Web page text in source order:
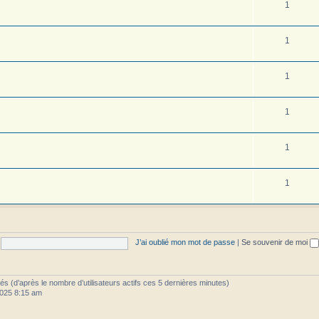
1
1
1
1
1
1
J’ai oublié mon mot de passe Se souvenir de moi
(d’après le nombre d’utilisateurs actifs ces 5 dernières minutes)
8:15 am